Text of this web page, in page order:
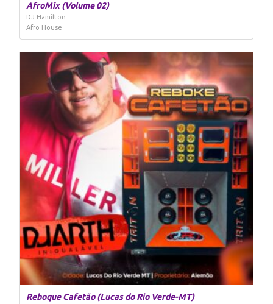
AfroMix (Volume 02)
DJ Hamilton
Afro House
Reboque Cafetão (Lucas do Rio Verde-MT)